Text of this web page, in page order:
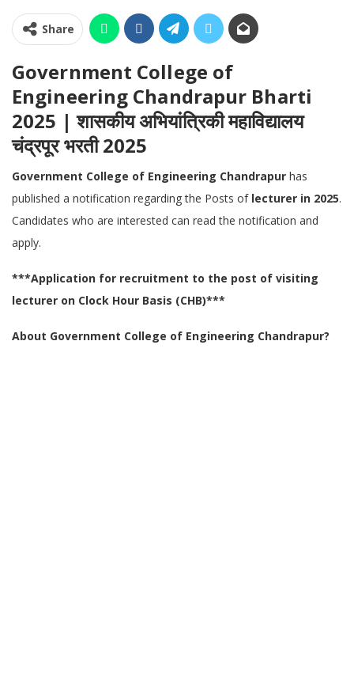
Share
Government College of
Engineering Chandrapur Bharti
2025 | शासकीय अभियांत्रिकी महाविद्यालय
चंद्रपूर भरती 2025
Government College of Engineering Chandrapur has
published a notification regarding the Posts oflecturer in 2025.
Candidates who are interested can read the notification and
apply.
***Application for recruitment to the post of visiting
lecturer on Clock Hour Basis (CHB)***
About Government College of Engineering Chandrapur?